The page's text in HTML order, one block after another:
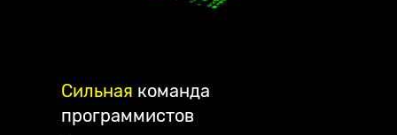
Сильная команда
программистов